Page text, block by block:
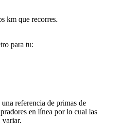
km que recorres.
para tu:
referencia de primas de
en línea por lo cual las
variar.